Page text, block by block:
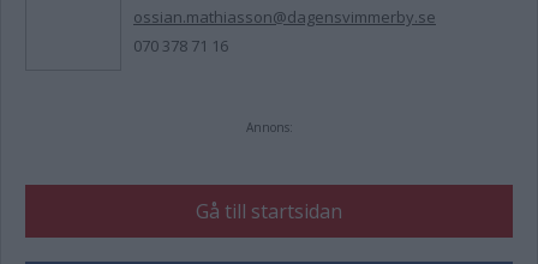
ossian.mathiasson@dagensvimmerby.se
070 378 71 16
Annons:
Gå till startsidan